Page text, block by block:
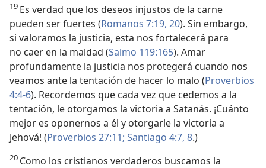
19 Es verdad que los deseos injustos de la carne
pueden ser fuertes (Romanos 7:19, 20). Sin embargo,
si valoramos la justicia, esta nos fortalecerá para
no caer en la maldad (Salmo 119:165). Amar
profundamente la justicia nos protegerá cuando nos
veamos ante la tentación de hacer lo malo (Proverbios
4:4-6). Recordemos que cada vez que cedemos a la
tentación, le otorgamos la victoria a Satanás. ¡Cuánto
mejor es oponernos a él y otorgarle la victoria a
Jehová! (Proverbios 27:11; Santiago 4:7, 8.)
20 Como los cristianos verdaderos buscamos la